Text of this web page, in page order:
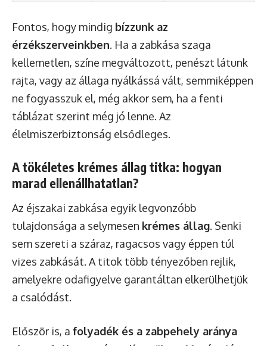
Fontos, hogy mindig bízzunk az
érzékszerveinkben. Ha a zabkása szaga
kellemetlen, színe megváltozott, penészt látunk
rajta, vagy az állaga nyálkássá vált, semmiképpen
ne fogyasszuk el, még akkor sem, ha a fenti
táblázat szerint még jó lenne. Az
élelmiszerbiztonság elsődleges.
A tökéletes krémes állag titka: hogyan
marad ellenállhatatlan?
Az éjszakai zabkása egyik legvonzóbb
tulajdonsága a selymesen krémes állag. Senki
sem szereti a száraz, ragacsos vagy éppen túl
vizes zabkását. A titok több tényezőben rejlik,
amelyekre odafigyelve garantáltan elkerülhetjük
a csalódást.
Először is, a folyadék és a zabpehely aránya